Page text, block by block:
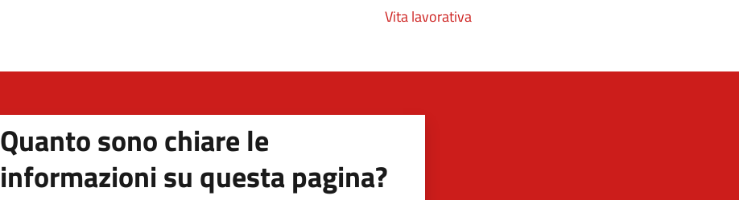
Vita lavorativa
Quanto sono chiare le
informazioni su questa pagina?